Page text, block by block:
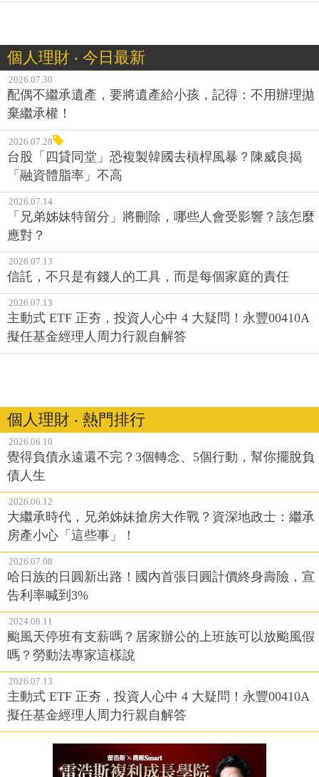
個人理財 ‧ 今日最新
2026.07.30
配偶不繼承遺產，要將遺產給小孩，記得：不用辦理拋
棄繼承權！
2026.07.28
台股「四貸同堂」恐複製韓國去槓桿風暴？陳威良揭
「融資體脂率」不高
2026.07.14
「兄弟姊妹特留分」將刪除，哪些人會受影響？該怎麼
應對？
2026.07.13
信託，不只是有錢人的工具，而是每個家庭的責任
2026.07.13
主動式 ETF 正夯，投資人心中 4 大疑問！永豐00410A
擬任基金經理人周力行親自解答
個人理財 ‧ 熱門排行
2026.06.10
覺得負債永遠還不完？3個轉念、5個行動，幫你擺脫負
債人生
2026.06.12
大繼承時代，兄弟姊妹搶房大作戰？資深地政士：繼承
房產小心「這些事」！
2026.07.08
哈日族的日圓新出路！國內首張日圓計價終身壽險，宣
告利率喊到3%
2024.08.11
颱風天停班有支薪嗎？居家辦公的上班族可以放颱風假
嗎？勞動法專家這樣說
2026.07.13
主動式 ETF 正夯，投資人心中 4 大疑問！永豐00410A
擬任基金經理人周力行親自解答